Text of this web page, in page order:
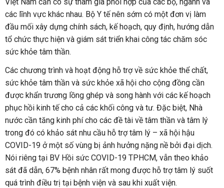
các lĩnh vực khác nhau. Bộ Y tế nên sớm có một đơn vị làm
đầu mối xây dựng chính sách, kế hoạch, quy định, hướng dẫn
tổ chức thực hiện và giám sát triển khai công tác chăm sóc
sức khỏe tâm thần.
Các chương trình và hoạt động hỗ trợ về sức khỏe thể chất,
sức khỏe tâm thần và sức khỏe xã hội cho cộng đồng cần
được khẩn trương lồng ghép và song hành với các kế hoạch
phục hồi kinh tế cho cả các khối công và tư. Đặc biệt, Nhà
nước cần tăng kinh phí cho các đề tài về tâm thần và tâm lý
trong đó có khảo sát nhu cầu hỗ trợ tâm lý – xã hội hậu
COVID-19 ở một số vùng bị ảnh hưởng nặng nề bởi đại dịch.
Nói riêng tại BV Hồi sức COVID-19 TPHCM, vẫn theo khảo
sát đã dẫn, 67% bệnh nhân rất mong được hỗ trợ tâm lý suốt
quá trình điều trị tại bệnh viện và sau khi xuất viện.